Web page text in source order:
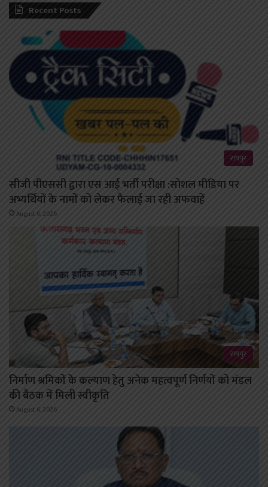
Recent Posts
रायपुर
सीजी पीएससी द्वारा एस आई भर्ती परीक्षा :सोशल मीडिया पर
अभ्यर्थियों के नामों को लेकर फैलाई जा रही अफवाहें
August 6, 2026
रायपुर
निर्माण श्रमिकों के कल्याण हेतु अनेक महत्वपूर्ण निर्णयों को मंडल
की बैठक में मिली स्वीकृति
August 6, 2026